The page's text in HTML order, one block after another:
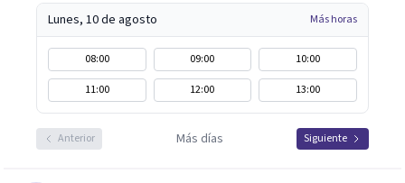
Lunes, 10 de agosto Más horas
08:00 09:00
10:00
11:00
12:00 13:00
Anterior Más días Siguiente